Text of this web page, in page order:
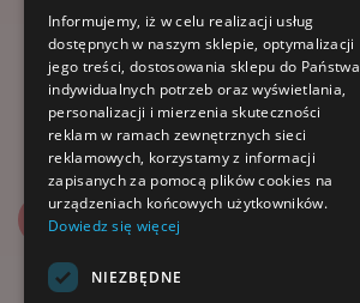
godziny otwarcia:
9:00 - 18:00 (pon-pt)
10:00 - 14:00 (sob)
Zapisz się naNEWSLETTER
Zapisz się
Informujemy, iż w celu realizacji usług
dostępnych w naszym sklepie, optymalizacji
jego treści, dostosowania sklepu do Państwa
indywidualnych potrzeb oraz wyświetlania,
personalizacji i mierzenia skuteczności
reklam w ramach zewnętrznych sieci
reklamowych, korzystamy z informacji
zapisanych za pomocą plików cookies na
urządzeniach końcowych użytkowników.
Dowiedz się więcej
NIEZBĘDNE